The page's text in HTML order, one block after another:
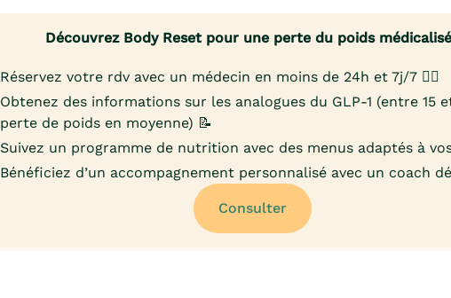
Découvrez Body Reset pour une perte du poids
Réservez votre rdv avec un médecin en moins de 24h et 7j/7 👨‍⚕️
Obtenez des informations sur les analogues du GLP-1 (entre 15
perte de poids en moyenne) 📝
Suivez un programme de nutrition avec des menus adaptés à
Bénéficiez d’un accompagnement personnalisé avec un coach
Consulter